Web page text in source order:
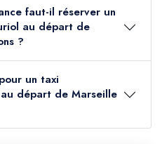
faut-il réserver un
au départ de
?
un taxi
départ de Marseille